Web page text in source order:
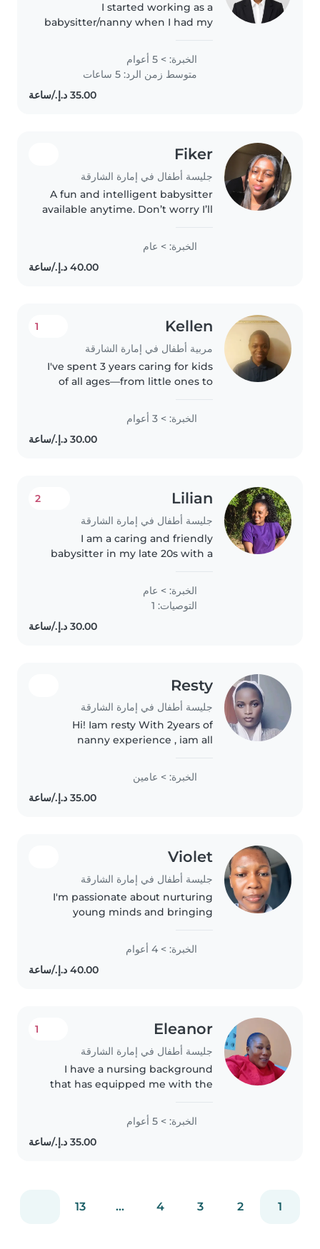
I started working as a
babysitter/nanny when I had my
Through that experience, I
learned how to care for children
with love, patience, attention,
الخبرة: > 5 أعوام
متوسط زمن الرد: 5 ساعات
Fiker
جليسة أطفال في إمارة الشارقة
A fun and intelligent babysitter
available anytime. Don’t worry I’ll
were mine. I can assist with
homework’s and help with the
الخبرة: > عام
Kellen
مربية أطفال في إمارة الشارقة
1
I've spent 3 years caring for kids
of all ages—from little ones to
everyday moments into
learning. I'm great at cooking,
helping with homework, and
الخبرة: > 3 أعوام
Lilian
جليسة أطفال في إمارة الشارقة
2
I am a caring and friendly
babysitter in my late 20s with a
first aid certified and
comfortable with chores and
الخبرة: > عام
التوصيات: 1
Resty
جليسة أطفال في إمارة الشارقة
Hi! Iam resty With 2years of
nanny experience , iam all
and having fun , I keep things on
truck with rountines and always
have cool activities up my
الخبرة: > عامين
Violet
جليسة أطفال في إمارة الشارقة
I'm passionate about nurturing
young minds and bringing
loving care. With experience in
early education, I specialise in
supporting children with
الخبرة: > 4 أعوام
Eleanor
جليسة أطفال في إمارة الشارقة
1
I have a nursing background
that has equipped me with the
provide safe and attentive
childcare as a babysitter. I have
5yeaes of experience as a
الخبرة: > 5 أعوام
1
2
3
4
...
13